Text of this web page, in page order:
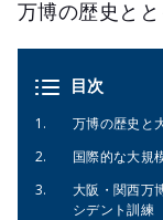
万博の歴史とと
目次
万博の歴史と
国際的な大規
大阪・関西万
シデント訓練